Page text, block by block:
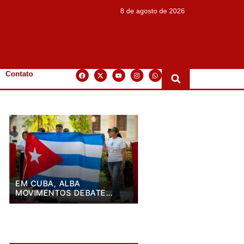
8 de agosto de 2026
Contato
EM CUBA, ALBA
MOVIMENTOS DEBATE
PLANO DE LUTA PARA OS